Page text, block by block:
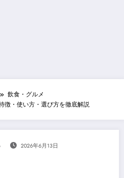
飲食・グルメ
徴・使い方・選び方を徹底解説
2026年6月13日